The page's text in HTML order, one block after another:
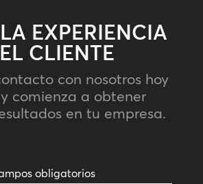
EXPERIENCIA
CLIENTE
con nosotros hoy
comienza a obtener
en tu empresa.
obligatorios